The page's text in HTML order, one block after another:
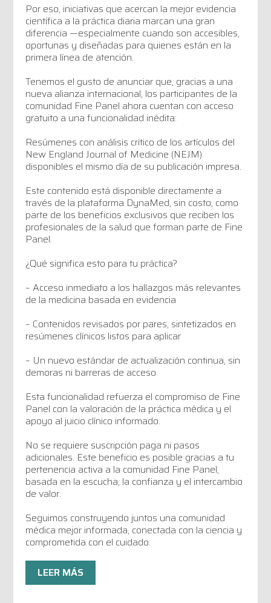
Por eso, iniciativas que acercan la mejor evidencia
científica a la práctica diaria marcan una gran
diferencia —especialmente cuando son accesibles,
oportunas y diseñadas para quienes están en la
primera línea de atención.
Tenemos el gusto de anunciar que, gracias a una
nueva alianza internacional, los participantes de la
comunidad Fine Panel ahora cuentan con acceso
gratuito a una funcionalidad inédita:
Resúmenes con análisis crítico de los artículos del
New England Journal of Medicine (NEJM)
disponibles el mismo día de su publicación impresa.
Este contenido está disponible directamente a
través de la plataforma DynaMed, sin costo, como
parte de los beneficios exclusivos que reciben los
profesionales de la salud que forman parte de Fine
Panel.
¿Qué significa esto para tu práctica?
– Acceso inmediato a los hallazgos más relevantes
de la medicina basada en evidencia
– Contenidos revisados por pares, sintetizados en
resúmenes clínicos listos para aplicar
– Un nuevo estándar de actualización continua, sin
demoras ni barreras de acceso
Esta funcionalidad refuerza el compromiso de Fine
Panel con la valoración de la práctica médica y el
apoyo al juicio clínico informado.
No se requiere suscripción paga ni pasos
adicionales. Este beneficio es posible gracias a tu
pertenencia activa a la comunidad Fine Panel,
basada en la escucha, la confianza y el intercambio
de valor.
Seguimos construyendo juntos una comunidad
médica mejor informada, conectada con la ciencia y
comprometida con el cuidado.
LEER MÁS